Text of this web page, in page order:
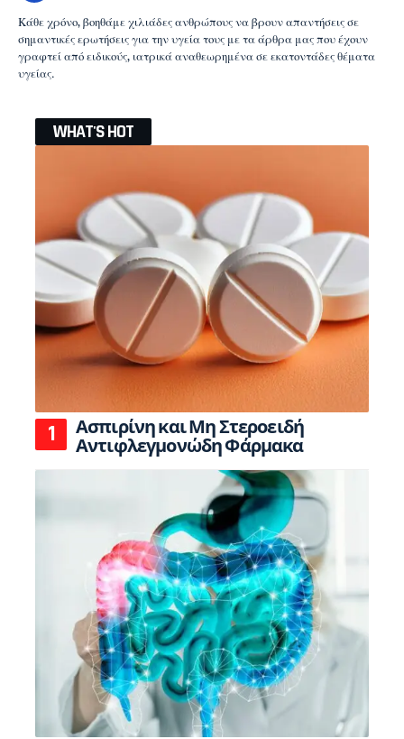
Κάθε χρόνο, βοηθάμε χιλιάδες ανθρώπους να βρουν απαντήσεις σε
σημαντικές ερωτήσεις για την υγεία τους με τα άρθρα μας που έχουν
γραφτεί από ειδικούς, ιατρικά αναθεωρημένα σε εκατοντάδες θέματα
υγείας.
WHAT'S HOT
Ασπιρίνη και Μη Στεροειδή
Αντιφλεγμονώδη Φάρμακα